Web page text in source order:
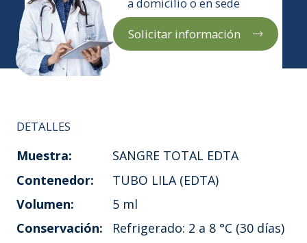
Solicitar información
DETALLES
Muestra:
SANGRE TOTAL EDTA
Contenedor:
TUBO LILA (EDTA)
Volumen:
5 ml
Conservación:
Refrigerado: 2 a 8 °C (30 días)